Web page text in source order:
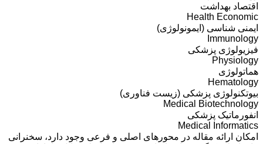
اقتصاد بهداشت
Health Economic
ایمنی شناسی (ایمونولوژی)
Immunology
فیزیولوژی پزشکی
Physiology
هماتولوژی
Hematology
بیوتکنولوژی پزشکی (زیست فناوری)
Medical Biotechnology
انفورماتیک پزشکی
Medical Informatics
امکان ارائه مقاله در محورهای اصلی و فرعی وجود دارد، سخنرانی